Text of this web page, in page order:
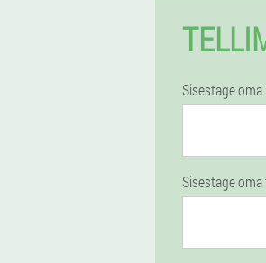
Sisestage oma
Sisestage